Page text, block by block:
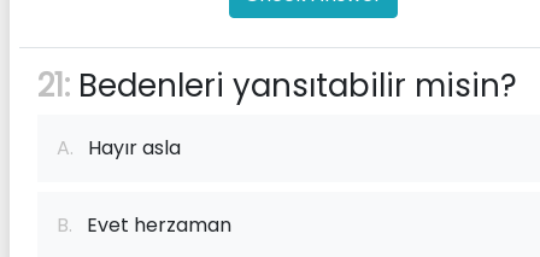
21: Bedenleri yansıtabilir misin?
A. Hayır asla
B. Evet herzaman